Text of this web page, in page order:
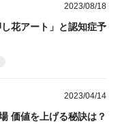
2023/08/18
花アート」と認知症予
2023/04/14
価値を上げる秘訣は？